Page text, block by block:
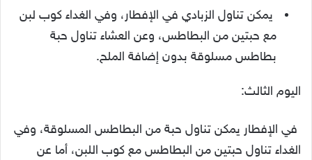
يمكن تناول الزبادي في الإفطار، وفي الغداء كوب لبن
مع حبتين من البطاطس، وعن العشاء تناول حبة
بطاطس مسلوقة بدون إضافة الملح.
اليوم الثالث:
في الإفطار يمكن تناول حبة من البطاطس المسلوقة، وفي
الغداء تناول حبتين من البطاطس مع كوب اللبن، أما عن